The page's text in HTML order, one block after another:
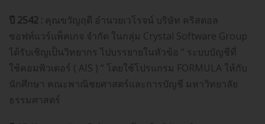
ปี 2542 : คุณขวัญฤดี อำนวยเวโรจน์ บริษัท คริสตอล
ซอฟท์แวร์แพ็คเกจ จำกัด ในกลุ่ม Crystal Software Group
ได้รับเชิญเป็นวิทยากร ไปบรรยายในหัวข้อ “ ระบบบัญชีที่
ใช้คอมพิวเตอร์ ( AIS ) “ โดยใช้โปรแกรม FORMULA ให้กับ
นักศึกษา คณะพาณิชยศาสตร์และการบัญชี มหาวิทยาลัย
ธรรมศาสตร์